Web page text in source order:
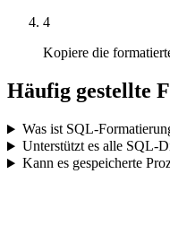
4
Kopiere die
Häufig gestellte
Was ist SQL-
Unterstützt es alle SQL-
Kann es gespeicherte